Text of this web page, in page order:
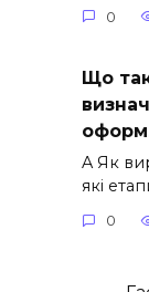
0
Що
A Як
які
0